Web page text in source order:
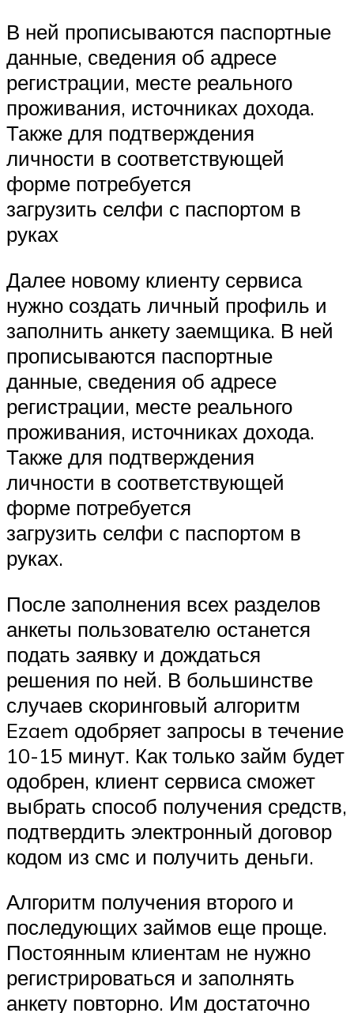
В ней прописываются паспортные
данные, сведения об адресе
регистрации, месте реального
проживания, источниках дохода.
Также для подтверждения
личности в соответствующей
форме потребуется
загрузить селфи с паспортом в
руках
Далее новому клиенту сервиса
нужно создать личный профиль и
заполнить анкету заемщика. В ней
прописываются паспортные
данные, сведения об адресе
регистрации, месте реального
проживания, источниках дохода.
Также для подтверждения
личности в соответствующей
форме потребуется
загрузить селфи с паспортом в
руках.
После заполнения всех разделов
анкеты пользователю останется
подать заявку и дождаться
решения по ней. В большинстве
случаев скоринговый алгоритм
Ezaem одобряет запросы в течение
10-15 минут. Как только займ будет
одобрен, клиент сервиса сможет
выбрать способ получения средств,
подтвердить электронный договор
кодом из смс и получить деньги.
Алгоритм получения второго и
последующих займов еще проще.
Постоянным клиентам не нужно
регистрироваться и заполнять
анкету повторно. Им достаточно